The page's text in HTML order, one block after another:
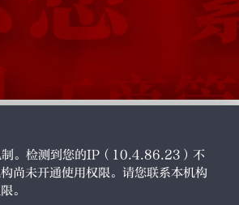
制。检测到您的IP（10.4.86.23）不
尚未开通使用权限。请您联系本机构
。